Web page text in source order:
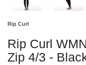
Rip Curl
Rip Curl
Zip 4/3 -